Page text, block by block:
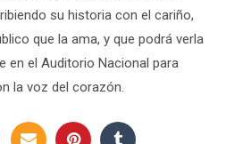
su historia con el cariño,
que la ama, y que podrá verla
en el Auditorio Nacional para
la voz del corazón.